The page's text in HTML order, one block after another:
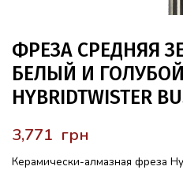
ФРЕЗА СРЕДНЯЯ
БЕЛЫЙ И ГОЛУБОЙ
HYBRIDTWISTER
грн
Керамически-алмазная фреза